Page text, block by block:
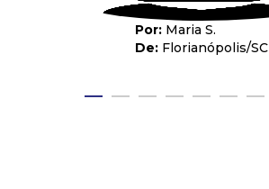
Maria S.
Florianópolis/SC